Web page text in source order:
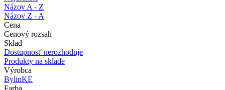
Názov A - Z
Názov Z - A
Cena
Cenový rozsah
Sklad
Dostupnosť nerozhoduje
Produkty na sklade
Výrobca
BylinKE
Farba